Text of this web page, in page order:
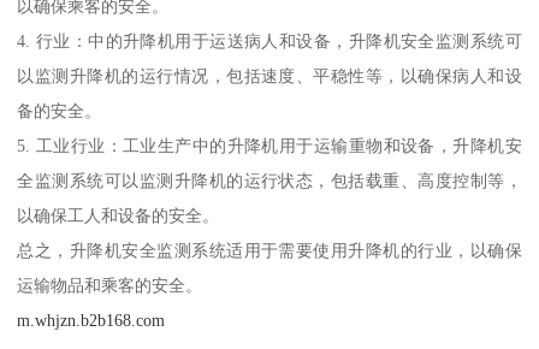
以确保乘客的安全。
4. 行业：中的升降机用于运送病人和设备，升降机安全监测系统可
以监测升降机的运行情况，包括速度、平稳性等，以确保病人和设
备的安全。
5. 工业行业：工业生产中的升降机用于运输重物和设备，升降机安
全监测系统可以监测升降机的运行状态，包括载重、高度控制等，
以确保工人和设备的安全。
总之，升降机安全监测系统适用于需要使用升降机的行业，以确保
运输物品和乘客的安全。
m.whjzn.b2b168.com